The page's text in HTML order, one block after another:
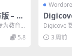
– 最
题终
为教育
教育
5.8
销机构
完整版
Digicove
ss 主题是
选...3 周前